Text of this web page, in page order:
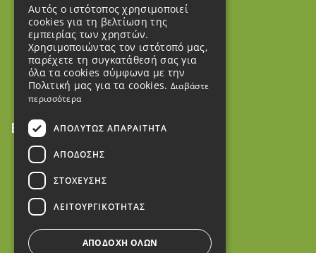
Πολιτική Ακύρωσης
Πολιτική Επιστροφών
Καταστήματα
Επικοινωνία
2100109410
Ύδρας 12, Ίλιον, 13122, Ελλάδα
Αυτός ο ιστότοπος χρησιμοποιεί
cookies για τη βελτίωση της
εμπειρίας των χρηστών.
Χρησιμοποιώντας τον ιστότοπό μας,
παρέχετε τη συγκατάθεσή σας για
όλα τα cookies σύμφωνα με την
Πολιτική μας για τα cookies. Διαβάστε
περισσότερα
ΑΠΟΛΎΤΩΣ ΑΠΑΡΑΊΤΗΤΑ
ΑΠΌΔΟΣΗΣ
ΣΤΌΧΕΥΣΗΣ
ΛΕΙΤΟΥΡΓΙΚΌΤΗΤΑΣ
ΑΠΟΔΟΧΉ ΌΛΩΝ